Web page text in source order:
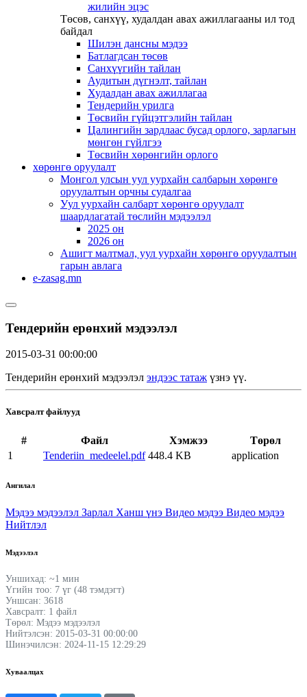
жилийн эцэс
Төсөв, санхүү, худалдан авах ажиллагааны ил тод
байдал
Шилэн дансны мэдээ
Батлагдсан төсөв
Санхүүгийн тайлан
Аудитын дүгнэлт, тайлан
Худалдан авах ажиллагаа
Тендерийн урилга
Төсвийн гүйцэтгэлийн тайлан
Цалингийн зардлаас бусад орлого, зарлагын
мөнгөн гүйлгээ
Төсвийн хөрөнгийн орлого
хөрөнгө оруулалт
Монгол улсын уул уурхайн салбарын хөрөнгө
оруулалтын орчны судалгаа
Уул уурхайн салбарт хөрөнгө оруулалт
шаардлагатай төслийн мэдээлэл
2025 он
2026 он
Ашигт малтмал, уул уурхайн хөрөнгө оруулалтын
гарын авлага
e-zasag.mn
Тендерийн ерөнхий мэдээлэл
2015-03-31 00:00:00
Тендерийн ерөнхий мэдээлэл эндээс татаж үзнэ үү.
Хавсралт файлууд
# Файл Хэмжээ
Төрөл
1
Tenderiin_medeelel.pdf 448.4 KB application
Ангилал
Мэдээ мэдээлэл Зарлал Ханш үнэ Видео мэдээ Видео мэдээ
Нийтлэл
Мэдээлэл
Уншихад: ~1 мин
Үгийн тоо: 7 үг (48 тэмдэгт)
Уншсан: 3618
Хавсралт: 1 файл
Төрөл: Мэдээ мэдээлэл
Нийтэлсэн: 2015-03-31 00:00:00
Шинэчилсэн: 2024-11-15 12:29:29
Хуваалцах